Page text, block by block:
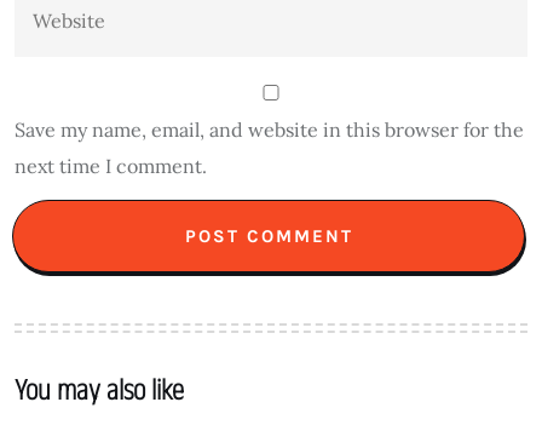
Save my name, email, and website in this browser for the
next time I comment.
You may also like